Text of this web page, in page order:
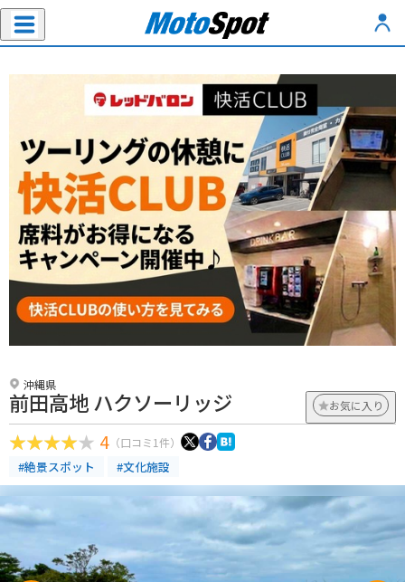
沖縄県
前田高地 ハクソーリッジ お気に入り
4 （口コミ1件）
#絶景スポット #文化施設